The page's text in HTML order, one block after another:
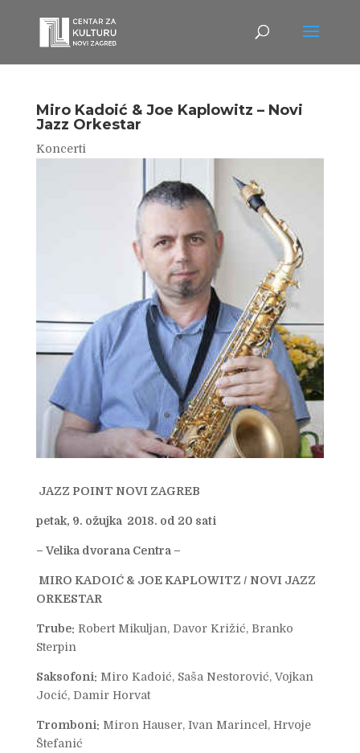
Miro Kadoić & Joe Kaplowitz – Novi
Jazz Orkestar
Koncerti
JAZZ POINT NOVI ZAGREB
petak, 9. ožujka 2018. od 20 sati
– Velika dvorana Centra –
MIRO KADOIĆ & JOE KAPLOWITZ / NOVI JAZZ
ORKESTAR
Trube: Robert Mikuljan, Davor Križić, Branko
Sterpin
Saksofoni: Miro Kadoić, Saša Nestorović, Vojkan
Jocić, Damir Horvat
Tromboni: Miron Hauser, Ivan Marincel, Hrvoje
Štefanić